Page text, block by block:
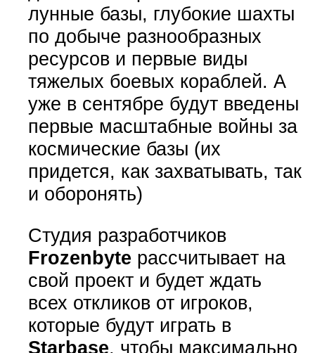
лунные базы, глубокие шахты
по добыче разнообразных
ресурсов и первые виды
тяжелых боевых кораблей. А
уже в сентябре будут введены
первые масштабные войны за
космические базы (их
придется, как захватывать, так
и оборонять)
Студия разработчиков
Frozenbyte рассчитывает на
свой проект и будет ждать
всех откликов от игроков,
которые будут играть в
Starbase, чтобы максимально